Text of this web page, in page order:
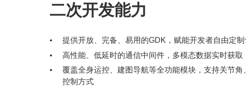
二次开发能力
提供开放、完备、易用的GDK，赋能开发者自由定
高性能、低延时的通信中间件，多模态数据实时获取
覆盖全身运控、建图导航等全功能模块，支持关节角
控制方式